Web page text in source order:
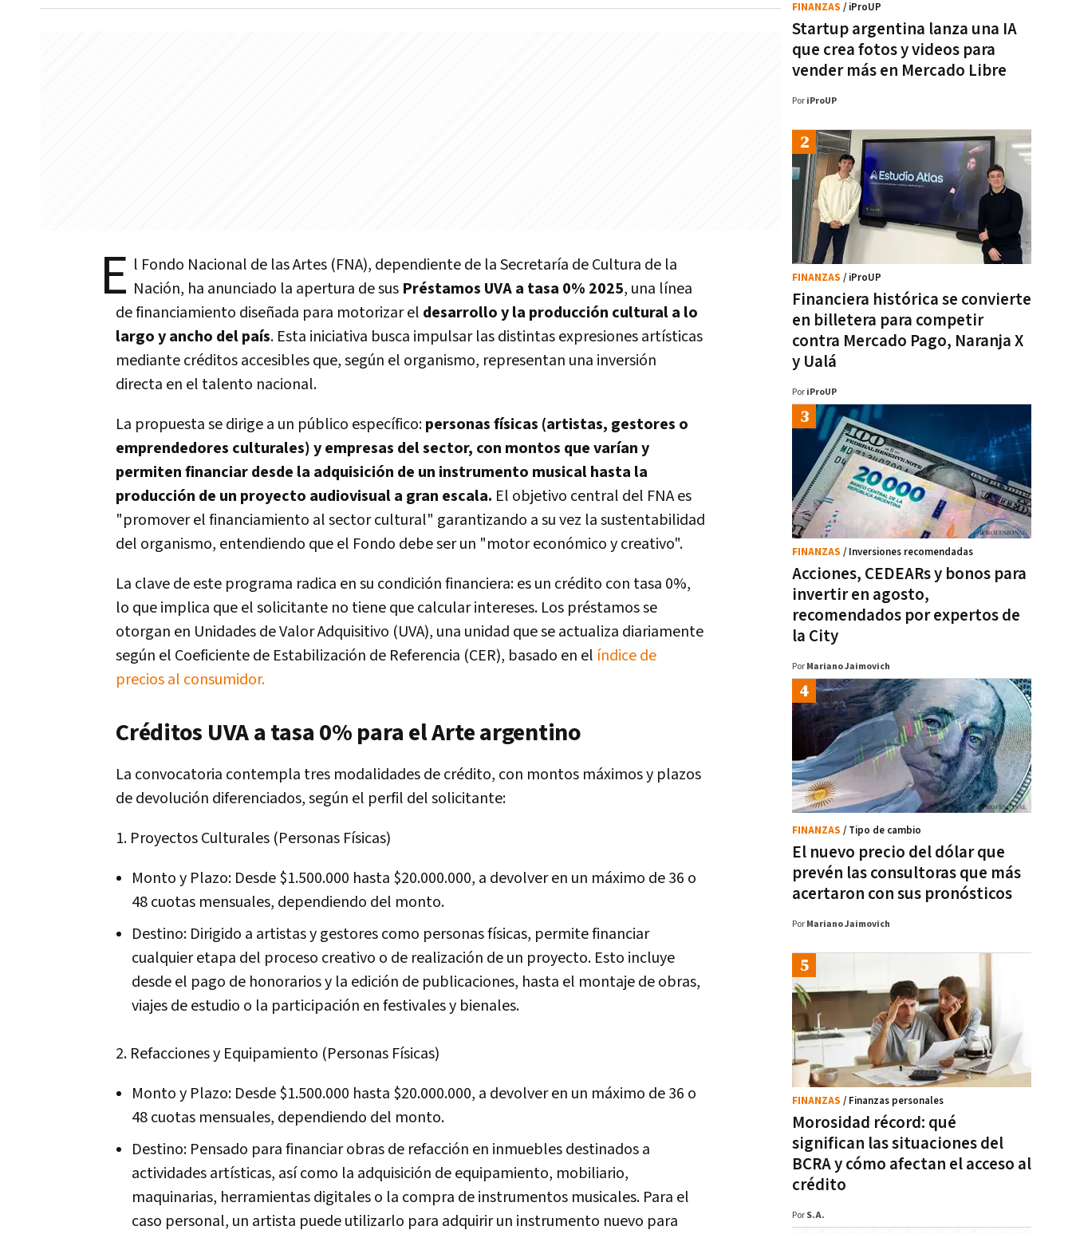
E l Fondo Nacional de las Artes (FNA), dependiente de la Secretaría de Cultura de la
Nación, ha anunciado la apertura de sus Préstamos UVA a tasa 0% 2025, una línea
de financiamiento diseñada para motorizar el desarrollo y la producción cultural a lo
largo y ancho del país. Esta iniciativa busca impulsar las distintas expresiones artísticas
mediante créditos accesibles que, según el organismo, representan una inversión
directa en el talento nacional.
La propuesta se dirige a un público específico:personas físicas (artistas, gestores o
emprendedores culturales) y empresas del sector, con montos que varían y
permiten financiar desde la adquisición de un instrumento musical hasta la
producción de un proyecto audiovisual a gran escala. El objetivo central del FNA es
"promover el financiamiento al sector cultural" garantizando a su vez la sustentabilidad
del organismo, entendiendo que el Fondo debe ser un "motor económico y creativo".
La clave de este programa radica en su condición financiera: es un crédito con tasa 0%,
lo que implica que el solicitante no tiene que calcular intereses. Los préstamos se
otorgan en Unidades de Valor Adquisitivo (UVA), una unidad que se actualiza diariamente
según el Coeficiente de Estabilización de Referencia (CER), basado en el índice de
precios al consumidor.
Créditos UVA a tasa 0% para el Arte argentino
La convocatoria contempla tres modalidades de crédito, con montos máximos y plazos
de devolución diferenciados, según el perfil del solicitante:
1. Proyectos Culturales (Personas Físicas)
Monto y Plazo: Desde $1.500.000 hasta $20.000.000, a devolver en un máximo de 36 o
48 cuotas mensuales, dependiendo del monto.
Destino: Dirigido a artistas y gestores como personas físicas, permite financiar
cualquier etapa del proceso creativo o de realización de un proyecto. Esto incluye
desde el pago de honorarios y la edición de publicaciones, hasta el montaje de obras,
viajes de estudio o la participación en festivales y bienales.
2. Refacciones y Equipamiento (Personas Físicas)
Monto y Plazo: Desde $1.500.000 hasta $20.000.000, a devolver en un máximo de 36 o
48 cuotas mensuales, dependiendo del monto.
Destino: Pensado para financiar obras de refacción en inmuebles destinados a
actividades artísticas, así como la adquisición de equipamiento, mobiliario,
maquinarias, herramientas digitales o la compra de instrumentos musicales. Para el
caso personal, un artista puede utilizarlo para adquirir un instrumento nuevo para
Startup argentina lanza una IA
que crea fotos y videos para
vender más en Mercado Libre
FINANZAS / iProUP
Por iProUP
Financiera histórica se convierte
en billetera para competir
contra Mercado Pago, Naranja X
y Ualá
FINANZAS / iProUP
Por iProUP
Acciones, CEDEARs y bonos para
invertir en agosto,
recomendados por expertos de
la City
FINANZAS / Inversiones recomendadas
Por Mariano Jaimovich
El nuevo precio del dólar que
prevén las consultoras que más
acertaron con sus pronósticos
FINANZAS / Tipo de cambio
Por Mariano Jaimovich
Morosidad récord: qué
significan las situaciones del
BCRA y cómo afectan el acceso al
crédito
FINANZAS / Finanzas personales
Por S.A.